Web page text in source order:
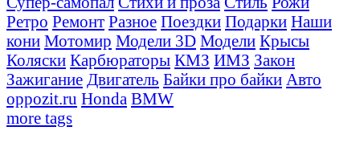
Ретро Ремонт Разное Поездки Подарки Наши
кони Мотомир Модели 3D Модели Крысы
Коляски Карбюраторы КМЗ ИМЗ Закон
Зажигание Двигатель Байки про байки Авто
oppozit.ru Honda BMW
more tags